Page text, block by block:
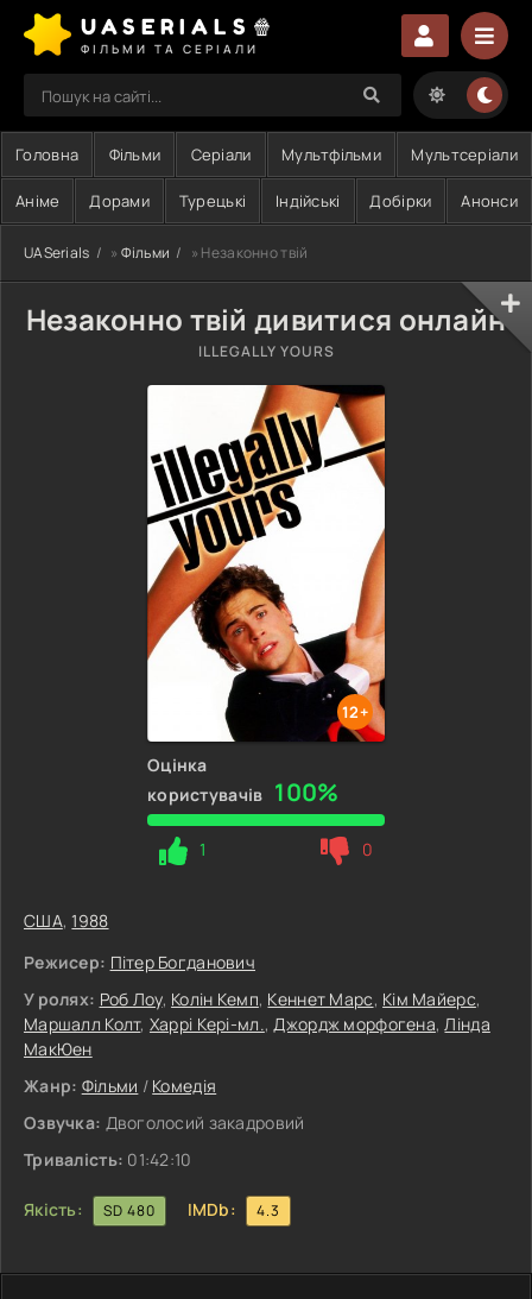
UASERIALS🍿
ФІЛЬМИ ТА СЕРІАЛИ
Головна Фільми Серіали Мультфільми Мультсеріали
Аніме Дорами Турецькі Індійські Добірки Анонси
UASerials » Фільми » Незаконно твій
Незаконно твій дивитися онлайн
ILLEGALLY YOURS
12+
Оцінка
користувачів 100%
1 0
США,1988
Режисер: Пітер Богданович
У ролях: Роб Лоу, Колін Кемп, Кеннет Марс, Кім Майерс,
Маршалл Колт, Харрі Кері-мл.,Джордж морфогена,Лінда
МакЮен
Жанр: Фільми / Комедія
Озвучка: Двоголосий закадровий
Тривалість: 01:42:10
Якість: SD 480 IMDb: 4.3